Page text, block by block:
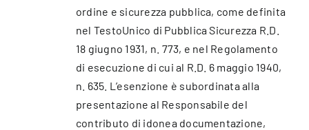
ordine e sicurezza pubblica, come definita
nel TestoUnico di Pubblica Sicurezza R.D.
18 giugno 1931, n. 773, e nel Regolamento
di esecuzione di cui al R.D. 6 maggio 1940,
n. 635. L’esenzione è subordinata alla
presentazione al Responsabile del
contributo di idonea documentazione,